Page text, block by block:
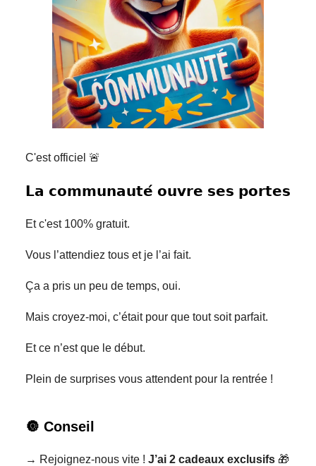
C'est officiel 🚨
𝗟𝗮 𝗰𝗼𝗺𝗺𝘂𝗻𝗮𝘂𝘁𝗲́ 𝗼𝘂𝘃𝗿𝗲 𝘀𝗲𝘀 𝗽𝗼𝗿𝘁𝗲𝘀
Et c'est 100% gratuit.
Vous l’attendiez tous et je l’ai fait.
Ça a pris un peu de temps, oui.
Mais croyez-moi, c’était pour que tout soit parfait.
Et ce n’est que le début.
Plein de surprises vous attendent pour la rentrée !
🔘 Conseil
→ Rejoignez-nous vite ! J’ai 2 cadeaux exclusifs 🎁